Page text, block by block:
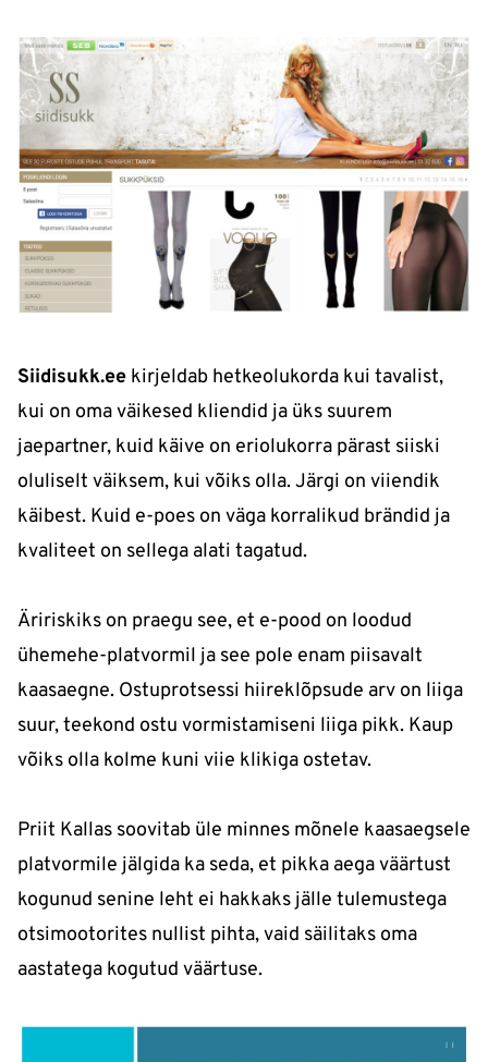
Siidisukk.ee kirjeldab hetkeolukorda kui tavalist,
kui on oma väikesed kliendid ja üks suurem
jaepartner, kuid käive on eriolukorra pärast siiski
oluliselt väiksem, kui võiks olla. Järgi on viiendik
käibest. Kuid e-poes on väga korralikud brändid ja
kvaliteet on sellega alati tagatud.
Äririskiks on praegu see, et e-pood on loodud
ühemehe-platvormil ja see pole enam piisavalt
kaasaegne. Ostuprotsessi hiireklõpsude arv on liiga
suur, teekond ostu vormistamiseni liiga pikk. Kaup
võiks olla kolme kuni viie klikiga ostetav.
Priit Kallas soovitab üle minnes mõnele kaasaegsele
platvormile jälgida ka seda, et pikka aega väärtust
kogunud senine leht ei hakkaks jälle tulemustega
otsimootorites nullist pihta, vaid säilitaks oma
aastatega kogutud väärtuse.